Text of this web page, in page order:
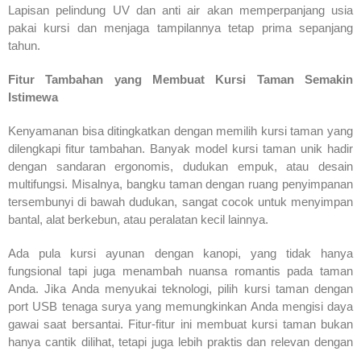
Lapisan pelindung UV dan anti air akan memperpanjang usia
pakai kursi dan menjaga tampilannya tetap prima sepanjang
tahun.
Fitur Tambahan yang Membuat Kursi Taman Semakin
Istimewa
Kenyamanan bisa ditingkatkan dengan memilih kursi taman yang
dilengkapi fitur tambahan. Banyak model kursi taman unik hadir
dengan sandaran ergonomis, dudukan empuk, atau desain
multifungsi. Misalnya, bangku taman dengan ruang penyimpanan
tersembunyi di bawah dudukan, sangat cocok untuk menyimpan
bantal, alat berkebun, atau peralatan kecil lainnya.
Ada pula kursi ayunan dengan kanopi, yang tidak hanya
fungsional tapi juga menambah nuansa romantis pada taman
Anda. Jika Anda menyukai teknologi, pilih kursi taman dengan
port USB tenaga surya yang memungkinkan Anda mengisi daya
gawai saat bersantai. Fitur-fitur ini membuat kursi taman bukan
hanya cantik dilihat, tetapi juga lebih praktis dan relevan dengan